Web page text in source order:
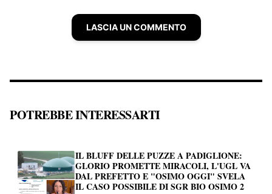
LASCIA UN COMMENTO
POTREBBE INTERESSARTI
IL BLUFF DELLE PUZZE A PADIGLIONE:
GLORIO PROMETTE MIRACOLI, L'UGL VA
DAL PREFETTO E "OSIMO OGGI" SVELA
IL CASO POSSIBILE DI SGR BIO OSIMO 2